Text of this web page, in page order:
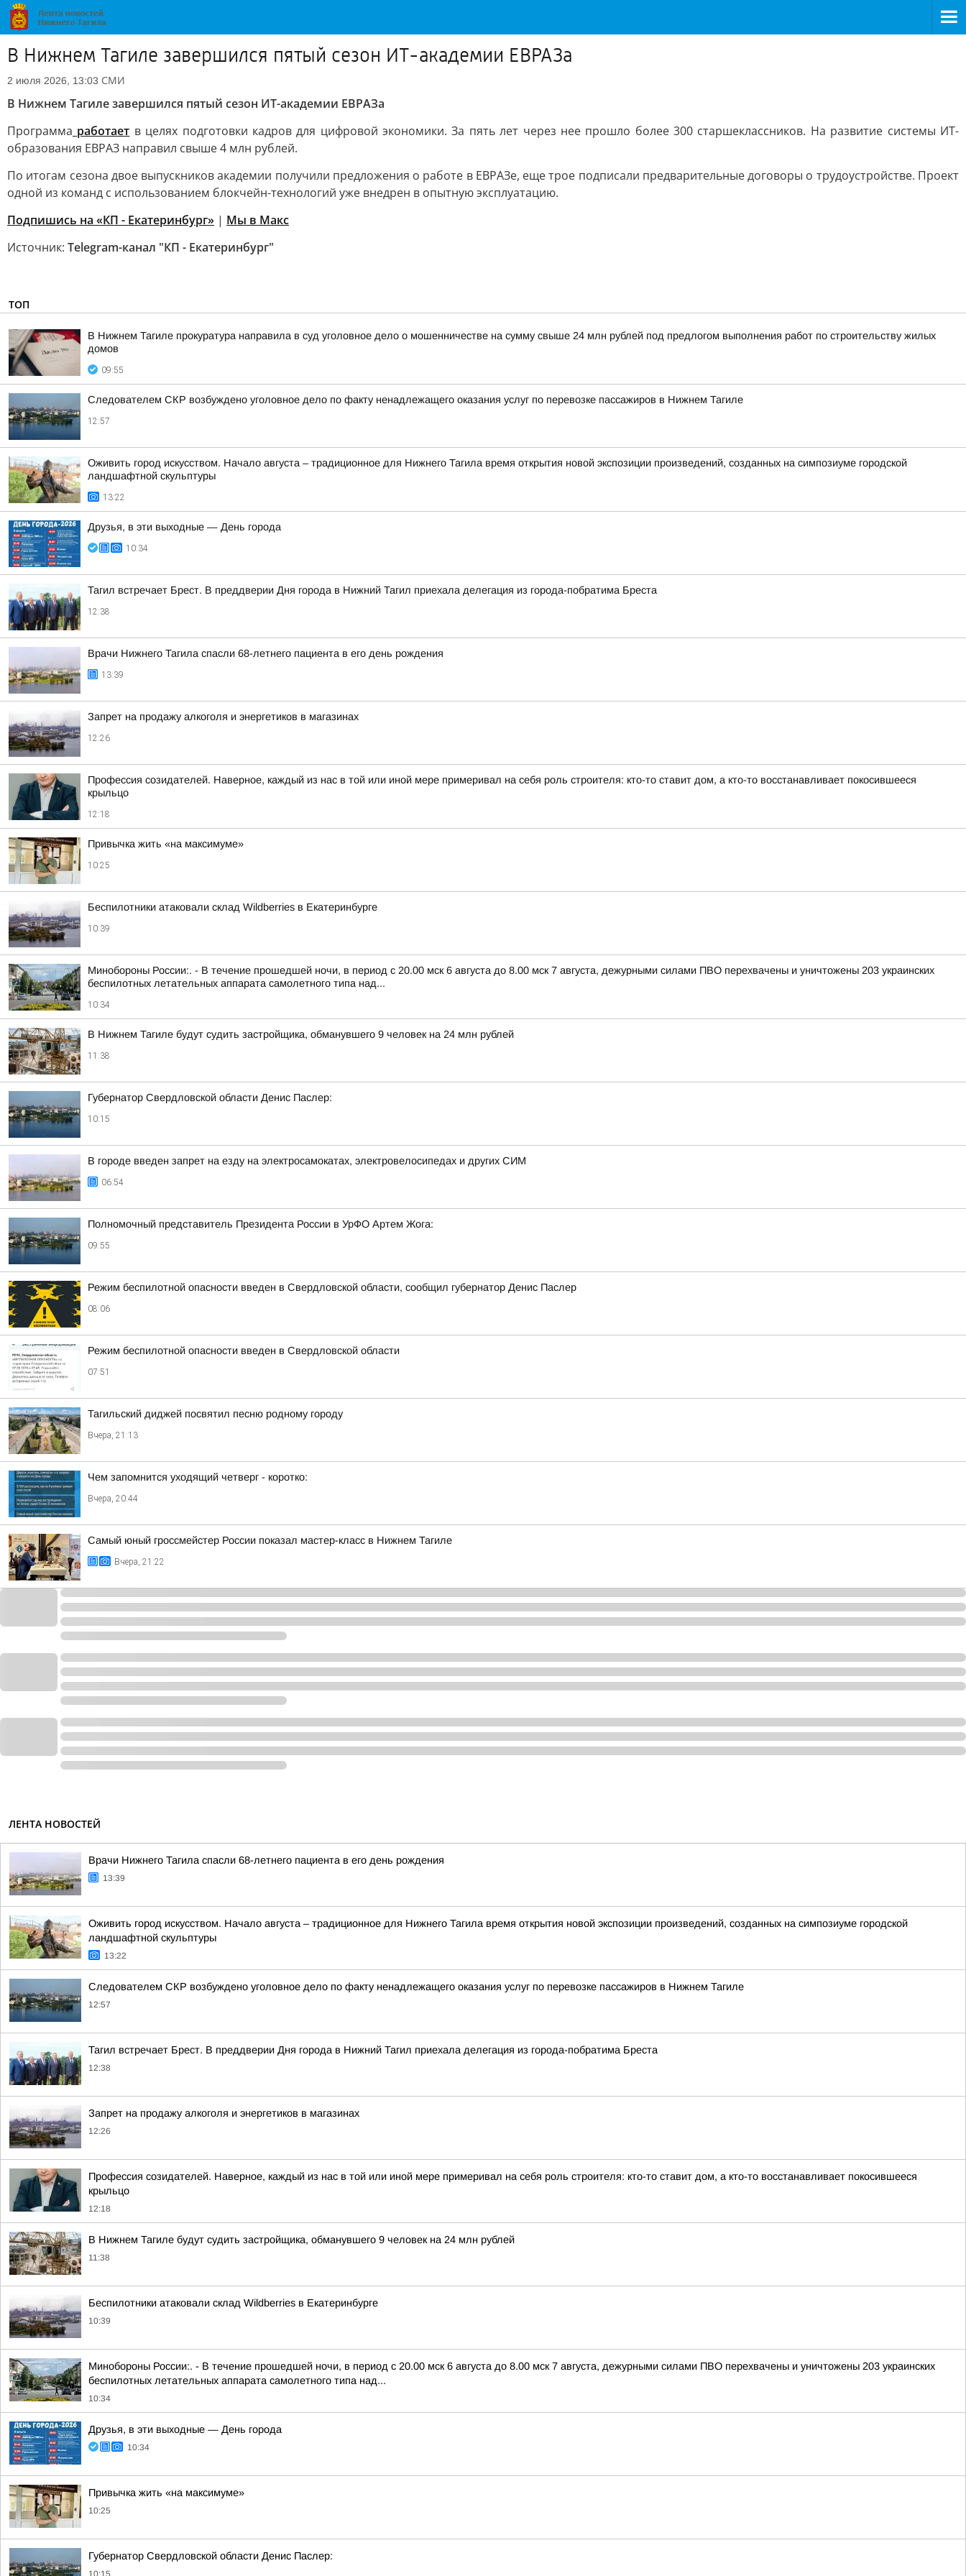
В Нижнем Тагиле завершился пятый сезон ИТ-академии ЕВРАЗа
2 июля 2026, 13:03 СМИ
В Нижнем Тагиле завершился пятый сезон ИТ-академии ЕВРАЗа
Программа работает в целях подготовки кадров для цифровой экономики. За пять лет через нее прошло более 300 старшеклассников. На развитие системы ИТ-
образования ЕВРАЗ направил свыше 4 млн рублей.
По итогам сезона двое выпускников академии получили предложения о работе в ЕВРАЗе, еще трое подписали предварительные договоры о трудоустройстве. Проект
одной из команд с использованием блокчейн-технологий уже внедрен в опытную эксплуатацию.
Подпишись на «КП - Екатеринбург» | Мы в Maкс
Источник: Telegram-канал "КП - Екатеринбург"
ТОП
В Нижнем Тагиле прокуратура направила в суд уголовное дело о мошенничестве на сумму свыше 24 млн рублей под предлогом выполнения работ по строительству жилых
домов
09:55
Следователем СКР возбуждено уголовное дело по факту ненадлежащего оказания услуг по перевозке пассажиров в Нижнем Тагиле
12:57
Оживить город искусством. Начало августа – традиционное для Нижнего Тагила время открытия новой экспозиции произведений, созданных на симпозиуме городской
ландшафтной скульптуры
13:22
Друзья, в эти выходные — День города
10:34
Тагил встречает Брест. В преддверии Дня города в Нижний Тагил приехала делегация из города-побратима Бреста
12:38
Врачи Нижнего Тагила спасли 68-летнего пациента в его день рождения
13:39
Запрет на продажу алкоголя и энергетиков в магазинах
12:26
Профессия созидателей. Наверное, каждый из нас в той или иной мере примеривал на себя роль строителя: кто-то ставит дом, а кто-то восстанавливает покосившееся
крыльцо
12:18
Привычка жить «на максимуме»
10:25
Беспилотники атаковали склад Wildberries в Екатеринбурге
10:39
Минобороны России:. - В течение прошедшей ночи, в период с 20.00 мск 6 августа до 8.00 мск 7 августа, дежурными силами ПВО перехвачены и уничтожены 203 украинских
беспилотных летательных аппарата самолетного типа над...
10:34
В Нижнем Тагиле будут судить застройщика, обманувшего 9 человек на 24 млн рублей
11:38
Губернатор Свердловской области Денис Паслер:
10:15
В городе введен запрет на езду на электросамокатах, электровелосипедах и других СИМ
06:54
Полномочный представитель Президента России в УрФО Артем Жога:
09:55
Режим беспилотной опасности введен в Свердловской области, сообщил губернатор Денис Паслер
08:06
Режим беспилотной опасности введен в Свердловской области
07:51
Тагильский диджей посвятил песню родному городу
Вчера, 21:13
Чем запомнится уходящий четверг - коротко:
Вчера, 20:44
Самый юный гроссмейстер России показал мастер-класс в Нижнем Тагиле
Вчера, 21:22
ЛЕНТА НОВОСТЕЙ
Врачи Нижнего Тагила спасли 68-летнего пациента в его день рождения
13:39
Оживить город искусством. Начало августа – традиционное для Нижнего Тагила время открытия новой экспозиции произведений, созданных на симпозиуме городской
ландшафтной скульптуры
13:22
Следователем СКР возбуждено уголовное дело по факту ненадлежащего оказания услуг по перевозке пассажиров в Нижнем Тагиле
12:57
Тагил встречает Брест. В преддверии Дня города в Нижний Тагил приехала делегация из города-побратима Бреста
12:38
Запрет на продажу алкоголя и энергетиков в магазинах
12:26
Профессия созидателей. Наверное, каждый из нас в той или иной мере примеривал на себя роль строителя: кто-то ставит дом, а кто-то восстанавливает покосившееся
крыльцо
12:18
В Нижнем Тагиле будут судить застройщика, обманувшего 9 человек на 24 млн рублей
11:38
Беспилотники атаковали склад Wildberries в Екатеринбурге
10:39
Минобороны России:. - В течение прошедшей ночи, в период с 20.00 мск 6 августа до 8.00 мск 7 августа, дежурными силами ПВО перехвачены и уничтожены 203 украинских
беспилотных летательных аппарата самолетного типа над...
10:34
Друзья, в эти выходные — День города
10:34
Привычка жить «на максимуме»
10:25
Губернатор Свердловской области Денис Паслер:
10:15